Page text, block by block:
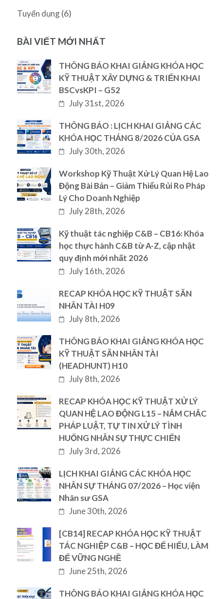
Tuyển dụng(6)
BÀI VIẾT MỚI NHẤT
THÔNG BÁO KHAI GIẢNG KHÓA HỌC
KỸ THUẬT XÂY DỰNG & TRIỂN KHAI
BSCvsKPI – G52
July 31st, 2026
THÔNG BÁO : LỊCH KHAI GIẢNG CÁC
KHÓA HỌC THÁNG 8/2026 CỦA GSA
July 30th, 2026
Workshop Kỹ Thuật Xử Lý Quan Hệ Lao
Động Bài Bản – Giảm Thiểu Rủi Ro Pháp
Lý Cho Doanh Nghiệp
July 28th, 2026
Kỹ thuật tác nghiệp C&B – CB16: Khóa
học thực hành C&B từ A-Z, cập nhật
quy định mới nhất 2026
July 16th, 2026
RECAP KHÓA HỌC KỸ THUẬT SĂN
NHÂN TÀI H09
July 8th, 2026
THÔNG BÁO KHAI GIẢNG KHÓA HỌC
KỸ THUẬT SĂN NHÂN TÀI
(HEADHUNT) H10
July 8th, 2026
RECAP KHÓA HỌC KỸ THUẬT XỬ LÝ
QUAN HỆ LAO ĐỘNG L15 – NẮM CHẮC
PHÁP LUẬT, TỰ TIN XỬ LÝ TÌNH
HUỐNG NHÂN SỰ THỰC CHIẾN
July 3rd, 2026
LỊCH KHAI GIẢNG CÁC KHÓA HỌC
NHÂN SỰ THÁNG 07/2026 – Học viện
Nhân sư GSA
June 30th, 2026
[CB14] RECAP KHÓA HỌC KỸ THUẬT
TÁC NGHIỆP C&B – HỌC ĐỂ HIỂU, LÀM
ĐỂ VỮNG NGHỀ
June 25th, 2026
THÔNG BÁO KHAI GIẢNG KHÓA HỌC